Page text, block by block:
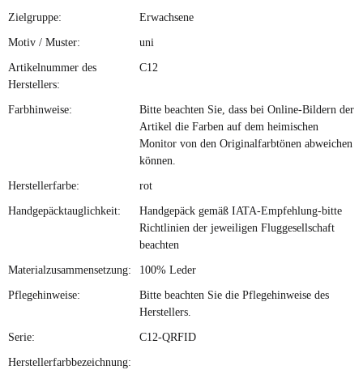
Zielgruppe: Erwachsene
Motiv / Muster: uni
Artikelnummer des
Herstellers:
C12
Farbhinweise:
Bitte beachten Sie, dass bei Online-Bildern der
Artikel die Farben auf dem heimischen
Monitor von den Originalfarbtönen abweichen
können.
Herstellerfarbe: rot
Handgepäcktauglichkeit:
Handgepäck gemäß IATA-Empfehlung-bitte
Richtlinien der jeweiligen Fluggesellschaft
beachten
Materialzusammensetzung: 100% Leder
Pflegehinweise:
Bitte beachten Sie die Pflegehinweise des
Herstellers.
Serie: C12-QRFID
Herstellerfarbbezeichnung: